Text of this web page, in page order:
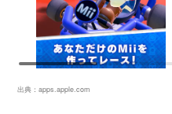
出典： apps.apple.com